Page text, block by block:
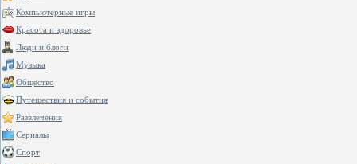
Компьютерные игры
Красота и здоровье
Люди и блоги
Музыка
Общество
Путешествия и события
Развлечения
Сериалы
Спорт